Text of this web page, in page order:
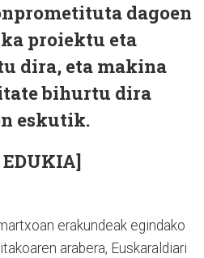
dagoen
proiektu eta
dira, eta makina
bihurtu dira
eskutik.
erakundeak egindako
arabera, Euskaraldiari